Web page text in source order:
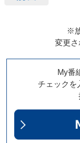
※
変更さ
My番
チェックを